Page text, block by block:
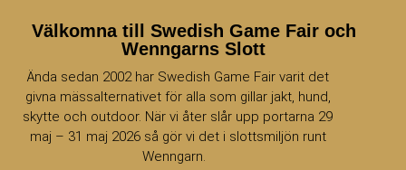
Välkomna till Swedish Game Fair och
Wenngarns Slott
Ända sedan 2002 har Swedish Game Fair varit det
givna mässalternativet för alla som gillar jakt, hund,
skytte och outdoor. När vi åter slår upp portarna 29
maj – 31 maj 2026 så gör vi det i slottsmiljön runt
Wenngarn.